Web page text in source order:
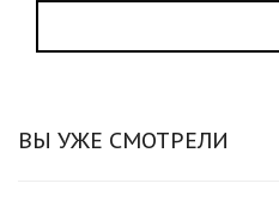
ВЫ УЖЕ СМОТРЕЛИ